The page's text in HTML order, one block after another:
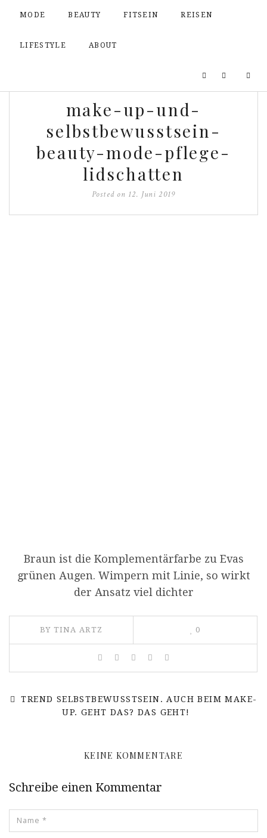
MODE BEAUTY FITSEIN REISEN
LIFESTYLE ABOUT
make-up-und-
selbstbewusstsein-
beauty-mode-pflege-
lidschatten
Posted on 12. Juni 2019
Braun ist die Komplementärfarbe zu Evas
grünen Augen. Wimpern mit Linie, so wirkt
der Ansatz viel dichter
BY TINA ARTZ 0
TREND SELBSTBEWUSSTSEIN. AUCH BEIM MAKE-
UP. GEHT DAS? DAS GEHT!
KEINE KOMMENTARE
Schreibe einen Kommentar